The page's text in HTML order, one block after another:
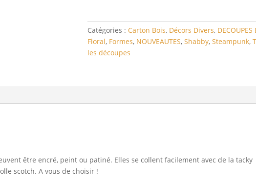
Catégories : Carton Bois, Décors Divers, DECOUPES
Floral, Formes, NOUVEAUTES, Shabby, Steampunk,
les découpes
être encré, peint ou patiné. Elles se collent facilement avec de la tacky
scotch. A vous de choisir !